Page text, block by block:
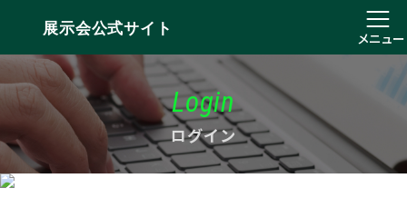
展示会公式サイト
メニュー
Login
ログイン